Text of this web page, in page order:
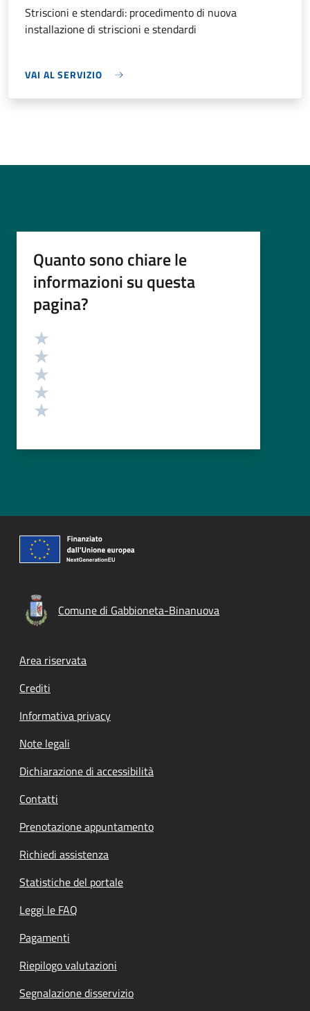
Striscioni e stendardi: procedimento di nuova
installazione di striscioni e stendardi
VAI AL SERVIZIO
Quanto sono chiare le
informazioni su questa
pagina?
Valutazione
Comune di Gabbioneta-Binanuova
Footer menu
Area riservata
Crediti
Informativa privacy
Note legali
Dichiarazione di accessibilità
Contatti
Prenotazione appuntamento
Richiedi assistenza
Statistiche del portale
Leggi le FAQ
Pagamenti
Riepilogo valutazioni
Segnalazione disservizio